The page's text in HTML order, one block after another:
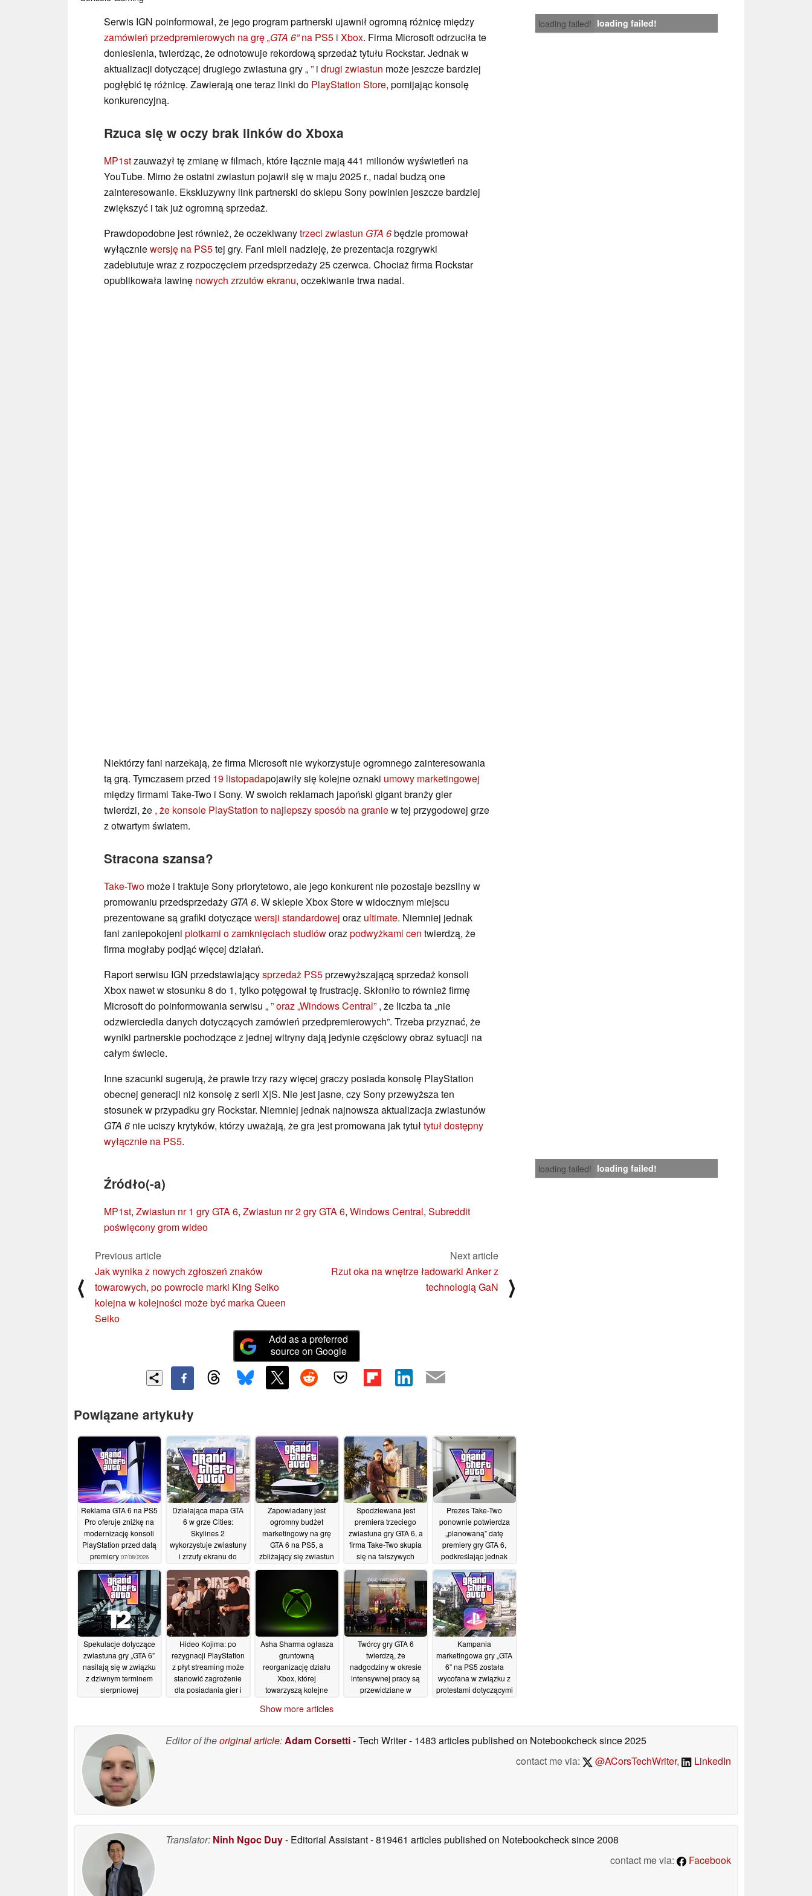
loading failed! loading failed!
Serwis IGN poinformował, że jego program partnerski ujawnił ogromną różnicę między
zamówień przedpremierowych na grę„GTA 6”na PS5 i Xbox. Firma Microsoft odrzuciła te
doniesienia, twierdząc, że odnotowuje rekordową sprzedaż tytułu Rockstar. Jednak w
aktualizacji dotyczącej drugiego zwiastuna gry „” i drugi zwiastun może jeszcze bardziej
pogłębić tę różnicę. Zawierają one teraz linki do PlayStation Store, pomijając konsolę
konkurencyjną.
Rzuca się w oczy brak linków do Xboxa
MP1stzauważył tę zmianę w filmach, które łącznie mają 441 milionów wyświetleń na
YouTube. Mimo że ostatni zwiastun pojawił się w maju 2025 r., nadal budzą one
zainteresowanie. Ekskluzywny link partnerski do sklepu Sony powinien jeszcze bardziej
zwiększyć i tak już ogromną sprzedaż.
Prawdopodobne jest również, że oczekiwanytrzeci zwiastun GTA 6będzie promował
wyłączniewersję na PS5tej gry. Fani mieli nadzieję, że prezentacja rozgrywki
zadebiutuje wraz z rozpoczęciem przedsprzedaży 25 czerwca. Chociaż firma Rockstar
opublikowała lawinę nowych zrzutów ekranu, oczekiwanie trwa nadal.
Niektórzy fani narzekają, że firma Microsoft nie wykorzystuje ogromnego zainteresowania
tą grą. Tymczasem przed 19 listopadapojawiły się kolejne oznaki umowy marketingowej
między firmami Take-Two i Sony. W swoich reklamach japoński gigant branży gier
twierdzi, że , że konsole PlayStation to najlepszy sposób na graniew tej przygodowej grze
z otwartym światem.
Stracona szansa?
Take-Two może i traktuje Sony priorytetowo, ale jego konkurent nie pozostaje bezsilny w
promowaniu przedsprzedaży GTA 6. W sklepie Xbox Store w widocznym miejscu
prezentowane są grafiki dotyczącewersji standardowej oraz ultimate. Niemniej jednak
fani zaniepokojeni plotkami o zamknięciach studióworazpodwyżkami cen twierdzą, że
firma mogłaby podjąć więcej działań.
Raport serwisu IGN przedstawiającysprzedaż PS5przewyższającą sprzedaż konsoli
Xbox nawet w stosunku 8 do 1, tylko potęgował tę frustrację. Skłoniło to również firmę
Microsoft do poinformowania serwisu „” oraz „Windows Central” , że liczba ta„nie
odzwierciedla danych dotyczących zamówień przedpremierowych”. Trzeba przyznać, że
wyniki partnerskie pochodzące z jednej witryny dają jedynie częściowy obraz sytuacji na
całym świecie.
Inne szacunki sugerują, że prawie trzy razy więcej graczy posiada konsolę PlayStation
obecnej generacji niż konsolę z serii X|S. Nie jest jasne, czy Sony przewyższa ten
stosunek w przypadku gry Rockstar. Niemniej jednak najnowsza aktualizacja zwiastunów
GTA 6 nie uciszy krytyków, którzy uważają, że gra jest promowana jak tytułtytuł dostępny
wyłącznie na PS5.
loading failed! loading failed!
Źródło(-a)
MP1st, Zwiastun nr 1 gry GTA 6, Zwiastun nr 2 gry GTA 6, Windows Central, Subreddit
poświęcony grom wideo
⟨
Previous article
Jak wynika z nowych zgłoszeń znaków
towarowych, po powrocie marki King Seiko
kolejna w kolejności może być marka Queen
Seiko
Next article
Rzut oka na wnętrze ładowarki Anker z
technologią GaN
⟩
Add as a preferred
source on Google
Powiązane artykuły
Reklama GTA 6 na PS5
Pro oferuje zniżkę na
modernizację konsoli
PlayStation przed datą
premiery 07/08/2026
Działająca mapa GTA
6 w grze Cities:
Skylines 2
wykorzystuje zwiastuny
i zrzuty ekranu do
04/08/2026
Zapowiadany jest
ogromny budżet
marketingowy na grę
GTA 6 na PS5, a
zbliżający się zwiastun
reklamową01/08/2026
Spodziewana jest
premiera trzeciego
zwiastuna gry GTA 6, a
firma Take-Two skupia
się na fałszywych
generowanych przez
sztuczną inteligencję
25/07/2026
Prezes Take-Two
ponownie potwierdza
„planowaną” datę
premiery gry GTA 6,
podkreślając jednak
GTA Online18/07/2026
Spekulacje dotyczące
zwiastuna gry „GTA 6”
nasilają się w związku
z dziwnym terminem
sierpniowej
Take-Two10/07/2026
Hideo Kojima: po
rezygnacji PlayStation
z płyt streaming może
stanowić zagrożenie
dla posiadania gier i
Asha Sharma ogłasza
gruntowną
reorganizację działu
Xbox, której
towarzyszą kolejne
Twórcy gry GTA 6
twierdzą, że
nadgodziny w okresie
intensywnej pracy są
przewidziane w
Kampania
marketingowa gry „GTA
6” na PS5 została
wycofana w związku z
protestami dotyczącymi
fizycznych
05/07/2026
Show more articles
Editor of theoriginal article:Adam Corsetti- Tech Writer- 1483 articles published on Notebookchecksince 2025
contact me via:
@ACorsTechWriter, LinkedIn
Translator: Ninh Ngoc Duy- Editorial Assistant- 819461 articles published on Notebookchecksince 2008
contact me via:
Facebook